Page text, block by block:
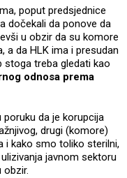
poput predsjednice
dočekali da ponove da
u obzir da su komore
a da HLK ima i presudan
stoga treba gledati kao
odnosa prema
da je korupcija
drugi (komore)
i kako smo toliko sterilni,
javnom sektoru
obzir.